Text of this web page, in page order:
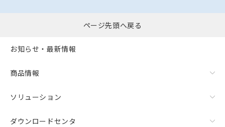
ページ先頭へ戻る
お知らせ・最新情報
商品情報
ソリューション
ダウンロードセンタ